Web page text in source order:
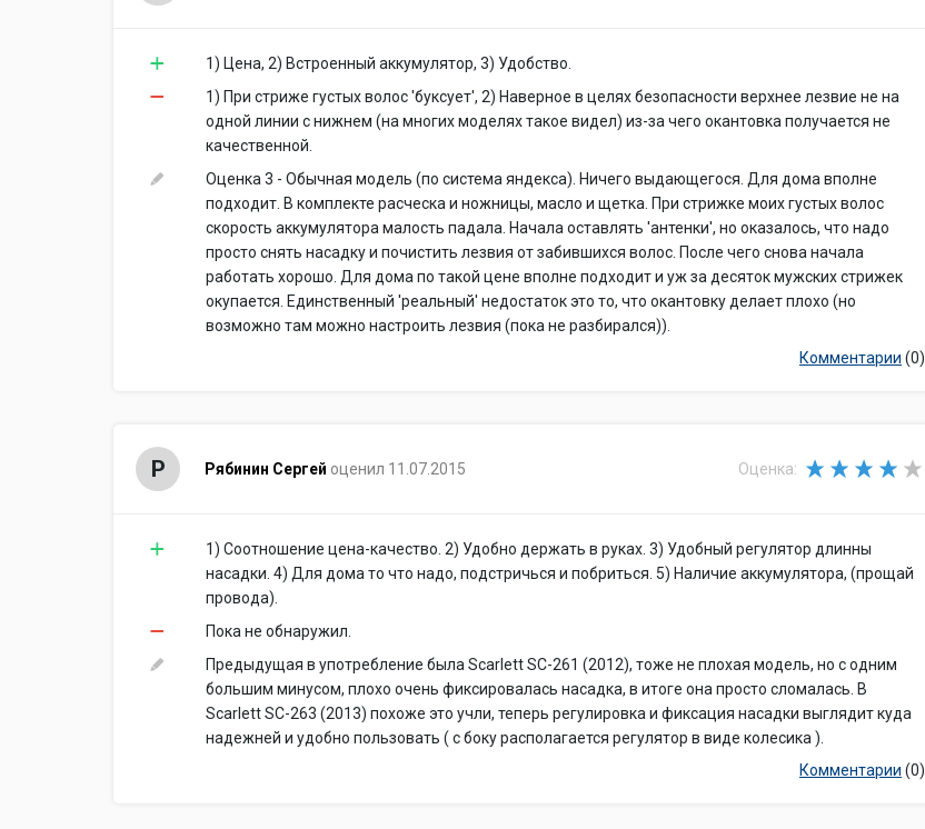
1) Цена, 2) Встроенный аккумулятор, 3) Удобство.
1) При стриже густых волос 'буксует', 2) Наверное в целях безопасности верхнее лезвие не на
одной линии с нижнем (на многих моделях такое видел) из-за чего окантовка получается не
качественной.
Оценка 3 - Обычная модель (по система яндекса). Ничего выдающегося. Для дома вполне
подходит. В комплекте расческа и ножницы, масло и щетка. При стрижке моих густых волос
скорость аккумулятора малость падала. Начала оставлять 'антенки', но оказалось, что надо
просто снять насадку и почистить лезвия от забившихся волос. После чего снова начала
работать хорошо. Для дома по такой цене вполне подходит и уж за десяток мужских стрижек
окупается. Единственный 'реальный' недостаток это то, что окантовку делает плохо (но
возможно там можно настроить лезвия (пока не разбирался)).
Комментарии (0)
Р Рябинин Сергей оценил 11.07.2015 Оценка:
1) Соотношение цена-качество. 2) Удобно держать в руках. 3) Удобный регулятор длинны
насадки. 4) Для дома то что надо, подстричься и побриться. 5) Наличие аккумулятора, (прощай
провода).
Пока не обнаружил.
Предыдущая в употребление была Scarlett SC-261 (2012), тоже не плохая модель, но с одним
большим минусом, плохо очень фиксировалась насадка, в итоге она просто сломалась. В
Scarlett SC-263 (2013) похоже это учли, теперь регулировка и фиксация насадки выглядит куда
надежней и удобно пользовать ( с боку располагается регулятор в виде колесика ).
Комментарии (0)